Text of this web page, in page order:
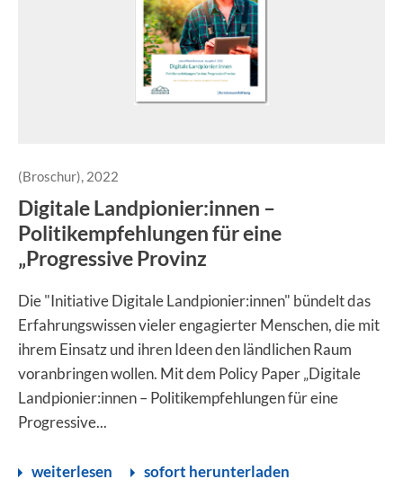
(Broschur), 2022
Digitale Landpionier:innen –
Politikempfehlungen für eine
„Progressive Provinz
Die "Initiative Digitale Landpionier:innen" bündelt das
Erfahrungswissen vieler engagierter Menschen, die mit
ihrem Einsatz und ihren Ideen den ländlichen Raum
voranbringen wollen. Mit dem Policy Paper „Digitale
Landpionier:innen – Politikempfehlungen für eine
Progressive...
weiterlesen sofort herunterladen